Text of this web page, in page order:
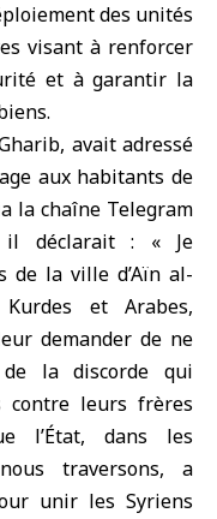
des unités
visant à renforcer
et à garantir la
avait adressé
aux habitants de
la chaîne Telegram
il déclarait : « Je
de la ville d’Aïn al-
et Arabes,
demander de ne
la discorde qui
contre leurs frères
l’État, dans les
traversons, a
unir les Syriens